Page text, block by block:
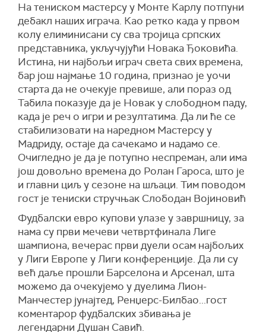
На тениском мастерсу у Монте Карлу потпуни
дебакл наших играча. Као ретко када у првом
колу елиминисани су сва тројица српских
представника, укључујући Новака Ђоковића.
Истина, ни најбољи играч света свих времена,
бар још најмање 10 година, признао је уочи
старта да не очекује превише, али пораз од
Табила показује да је Новак у слободном паду,
када је реч о игри и резултатима. Да ли ће се
стабилизовати на наредном Мастерсу у
Мадриду, остаје да сачекамо и надамо се.
Очигледно је да је потупно неспреман, али има
још довољно времена до Ролан Гароса, што је
и главни циљ у сезоне на шљаци. Тим поводом
гост је тениски стручњак Слободан Војиновић
Фудбалски евро купови улазе у завршницу, за
нама су први мечеви четвртфинала Лиге
шампиона, вечерас први дуели осам најбољих
у Лиги Европе у Лиги конференције. Да ли су
већ даље прошли Барселона и Арсенал, шта
можемо да очекујемо у дуелима Лион-
Манчестер јунајтед, Ренџерс-Билбао...гост
коментарор фудбалских збивања је
легендарни Душан Савић.